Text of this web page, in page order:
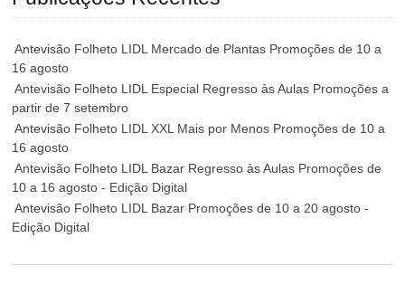
Antevisão Folheto LIDL Mercado de Plantas Promoções de 10 a
16 agosto
Antevisão Folheto LIDL Especial Regresso às Aulas Promoções a
partir de 7 setembro
Antevisão Folheto LIDL XXL Mais por Menos Promoções de 10 a
16 agosto
Antevisão Folheto LIDL Bazar Regresso às Aulas Promoções de
10 a 16 agosto - Edição Digital
Antevisão Folheto LIDL Bazar Promoções de 10 a 20 agosto -
Edição Digital